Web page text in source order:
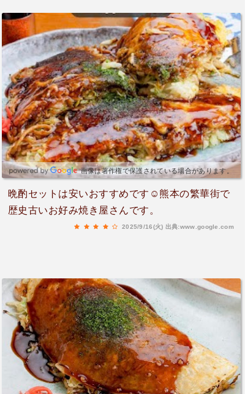
画像は著作権で保護されている場合があります。
晩酌セットは安いおすすめです☺熊本の繁華街で
歴史古いお好み焼き屋さんです。
2025/9/16(火) 出典:www.google.com